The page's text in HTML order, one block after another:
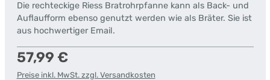
Die rechteckige Riess Bratrohrpfanne kann als Back- und
Auflaufform ebenso genutzt werden wie als Bräter. Sie ist
aus hochwertiger Email.
Regulärer Preis:
57,99 €
Preise inkl. MwSt. zzgl. Versandkosten